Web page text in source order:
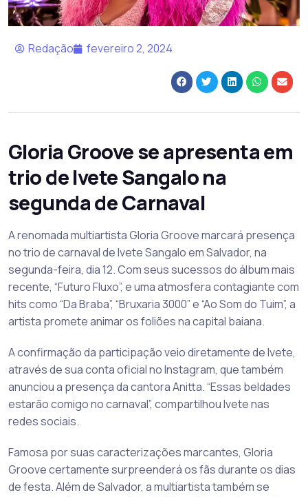
Redação fevereiro 2, 2024
Gloria Groove se apresenta em
trio de Ivete Sangalo na
segunda de Carnaval
A renomada multiartista Gloria Groove marcará presença
no trio de carnaval de Ivete Sangalo em Salvador, na
segunda-feira, dia 12. Com seus sucessos do álbum mais
recente, “Futuro Fluxo”, e uma atmosfera contagiante com
hits como “Da Braba”, “Bruxaria 3000” e “Ao Som do Tuim”, a
artista promete animar os foliões na capital baiana.
A confirmação da participação veio diretamente de Ivete,
através de sua conta oficial no Instagram, que também
anunciou a presença da cantora Anitta. “Essas beldades
estarão comigo no carnaval”, compartilhou Ivete nas
redes sociais.
Famosa por suas caracterizações marcantes, Gloria
Groove certamente surpreenderá os fãs durante os dias
de festa. Além de Salvador, a multiartista também se